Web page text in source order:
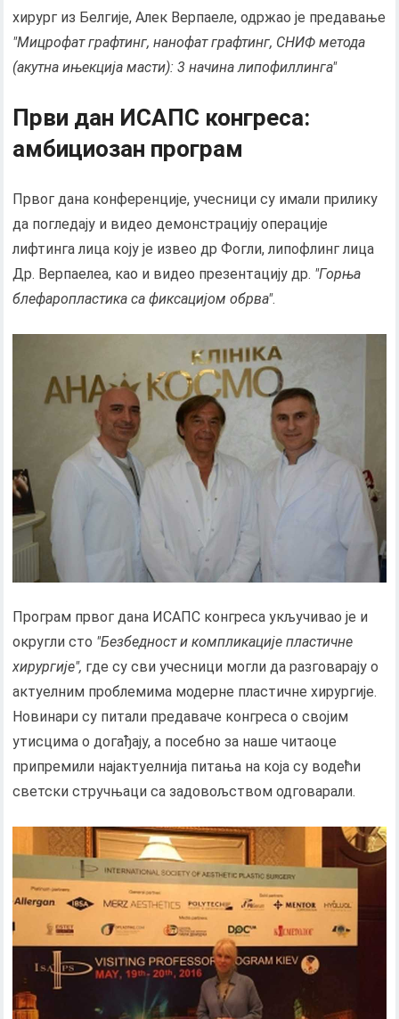
хирург из Белгије, Алек Верпаеле, одржао је предавање
"Мицрофат графтинг, нанофат графтинг, СНИФ метода
(акутна ињекција масти): 3 начина липофиллинга"
Први дан ИСАПС конгреса:
амбициозан програм
Првог дана конференције, учесници су имали прилику
да погледају и видео демонстрацију операције
лифтинга лица коју је извео др Фогли, липофлинг лица
Др. Верпаелеа, као и видео презентацију др. "Горња
блефаропластика са фиксацијом обрва".
Програм првог дана ИСАПС конгреса укључивао је и
округли сто "Безбедност и компликације пластичне
хирургије", где су сви учесници могли да разговарају о
актуелним проблемима модерне пластичне хирургије.
Новинари су питали предаваче конгреса о својим
утисцима о догађају, а посебно за наше читаоце
припремили најактуелнија питања на која су водећи
светски стручњаци са задовољством одговарали.